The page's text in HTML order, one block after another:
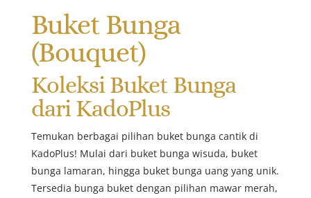
Buket Bunga
(Bouquet)
Koleksi Buket Bunga
dari KadoPlus
Temukan berbagai pilihan buket bunga cantik di
KadoPlus! Mulai dari buket bunga wisuda, buket
bunga lamaran, hingga buket bunga uang yang unik.
Tersedia bunga buket dengan pilihan mawar merah,